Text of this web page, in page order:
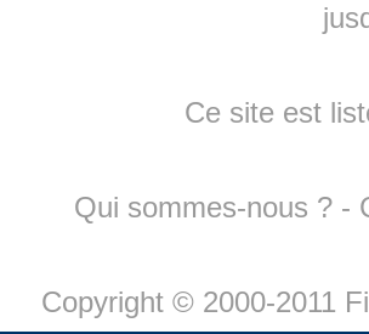
Ce site est
Qui sommes-nous ? -
Copyright © 2000-2011